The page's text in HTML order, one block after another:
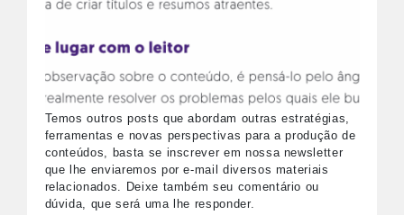
Temos outros posts que abordam outras estratégias,
ferramentas e novas perspectivas para a produção de
conteúdos, basta se inscrever em nossa newsletter
que lhe enviaremos por e-mail diversos materiais
relacionados. Deixe também seu comentário ou
dúvida, que será uma lhe responder.